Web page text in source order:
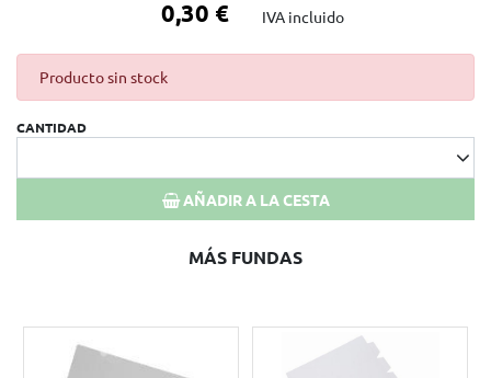
0,30 € IVA incluido
Producto sin stock
CANTIDAD
AÑADIR A LA CESTA
MÁS FUNDAS